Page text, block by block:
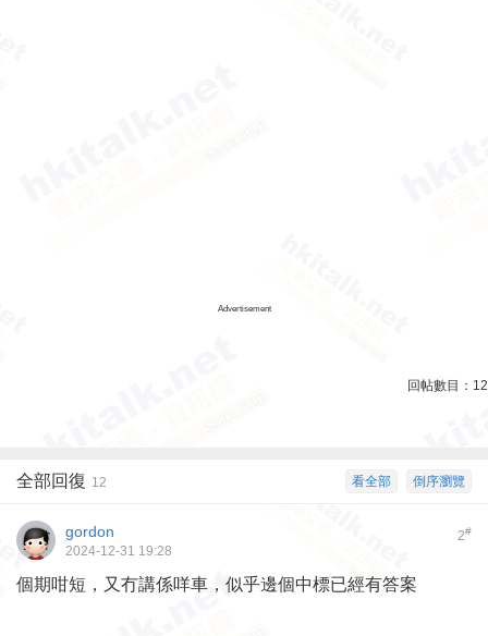
Advertisement
回帖數目： 12
倒序瀏覽
看全部
全部回復 12
2#
gordon
2024-12-31 19:28
個期咁短，又冇講係咩車，似乎邊個中標已經有答案